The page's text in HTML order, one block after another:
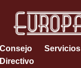
Servicios